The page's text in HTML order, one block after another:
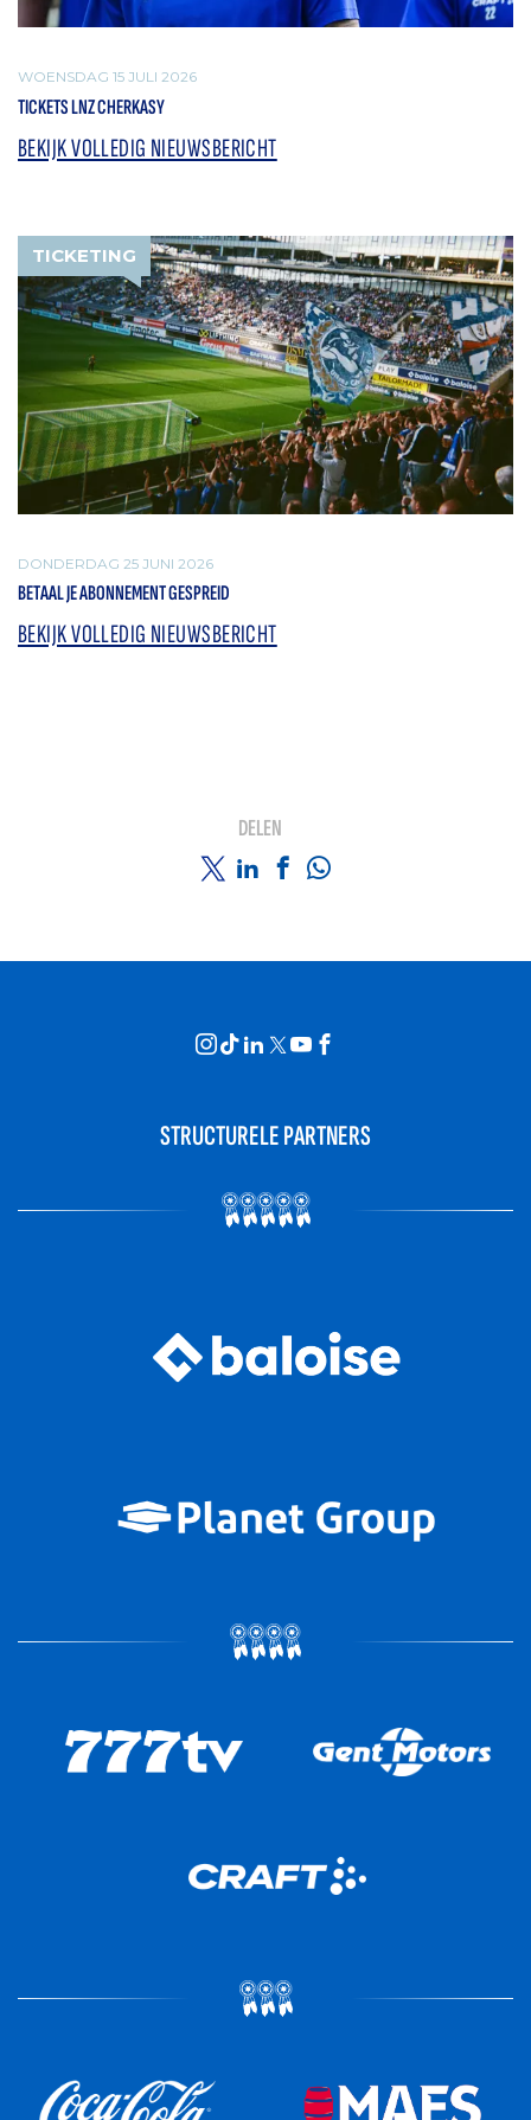
WOENSDAG 15 JULI 2026
TICKETS LNZ CHERKASY
BEKIJK VOLLEDIG NIEUWSBERICHT
TICKETING
DONDERDAG 25 JUNI 2026
BETAAL JE ABONNEMENT GESPREID
BEKIJK VOLLEDIG NIEUWSBERICHT
DELEN
STRUCTURELE PARTNERS